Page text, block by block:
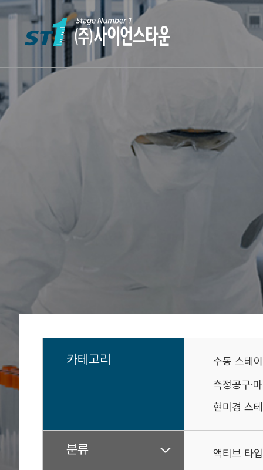
카테고리
수동 스테
측정공구·
현미경 스
분류
액티브 타